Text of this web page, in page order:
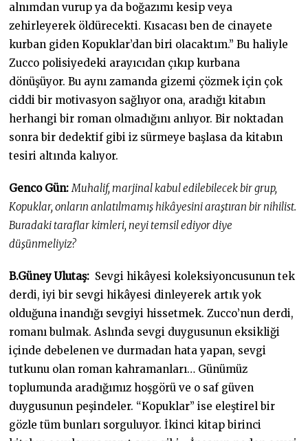
alnımdan vurup ya da boğazımı kesip veya
zehirleyerek öldürecekti. Kısacası ben de cinayete
kurban giden Kopuklar’dan biri olacaktım.” Bu haliyle
Zucco polisiyedeki arayıcıdan çıkıp kurbana
dönüşüyor. Bu aynı zamanda gizemi çözmek için çok
ciddi bir motivasyon sağlıyor ona, aradığı kitabın
herhangi bir roman olmadığını anlıyor. Bir noktadan
sonra bir dedektif gibi iz sürmeye başlasa da kitabın
tesiri altında kalıyor.
Genco Gün: Muhalif, marjinal kabul edilebilecek bir grup,
Kopuklar, onların anlatılmamış hikâyesini araştıran bir nihilist.
Buradaki taraflar kimleri, neyi temsil ediyor diye
düşünmeliyiz?
B.Güney Ulutaş: Sevgi hikâyesi koleksiyoncusunun tek
derdi, iyi bir sevgi hikâyesi dinleyerek artık yok
olduğuna inandığı sevgiyi hissetmek. Zucco’nun derdi,
romanı bulmak. Aslında sevgi duygusunun eksikliği
içinde debelenen ve durmadan hata yapan, sevgi
tutkunu olan roman kahramanları… Günümüz
toplumunda aradığımız hoşgörü ve o saf güven
duygusunun peşindeler. “Kopuklar” ise eleştirel bir
gözle tüm bunları sorguluyor. İkinci kitap birinci